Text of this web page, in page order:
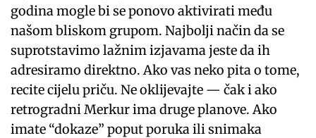
godina mogle bi se ponovo aktivirati među
našom bliskom grupom. Najbolji način da se
suprotstavimo lažnim izjavama jeste da ih
adresiramo direktno. Ako vas neko pita o tome,
recite cijelu priču. Ne oklijevajte — čak i ako
retrogradni Merkur ima druge planove. Ako
imate “dokaze” poput poruka ili snimaka